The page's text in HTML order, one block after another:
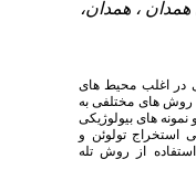
، همدان،
در اغلب محیط های
روش های مختلفی به
های بیولوژیکی
استخراج تولوئن و
از روش تله